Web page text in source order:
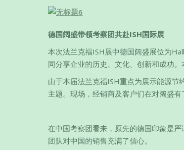
德国阔盛带领考察团共赴ISH国际展
本次法兰克福ISH展中德国阔盛展位为
同分享企业的历史、文化、创新和成功
由于本届法兰克福ISH重点为展示能源
主题。现场，经销商及客户们在对阔盛
在中国考察团看来，原先的德国印象是
团队对中国的销售充满了信心。